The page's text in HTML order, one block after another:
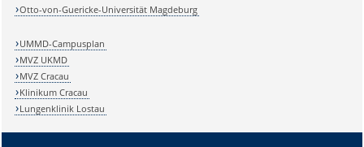
Otto-von-Guericke-Universität Magdeburg
UMMD-Campusplan
MVZ UKMD
MVZ Cracau
Klinikum Cracau
Lungenklinik Lostau